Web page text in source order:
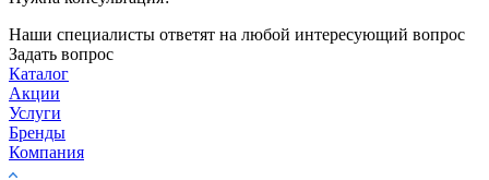
Наши специалисты ответят на любой интересующий вопрос
Задать вопрос
Каталог
Акции
Услуги
Бренды
Компания